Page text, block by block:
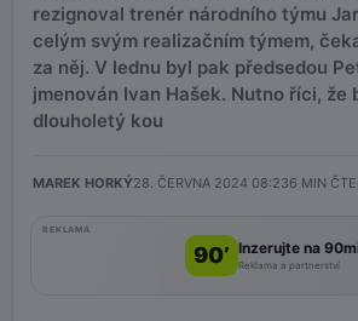
rezignoval trenér národního týmu
celým svým realizačním týmem,
za něj. V lednu byl pak předsedou
jmenován Ivan Hašek. Nutno říci, že
dlouholetý kou
MAREK HORKÝ28. ČERVNA 2024 08:236 MIN
REKLAMA
90’ Inzerujte na
Reklama a partnerství